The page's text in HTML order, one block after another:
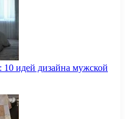
10 идей дизайна мужской